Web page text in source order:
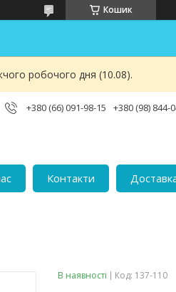
Кошик
робочого дня (10.08).
+380 (66) 091-98-15 +380 (98) 844-
Контакти
В наявності Код: 137-110